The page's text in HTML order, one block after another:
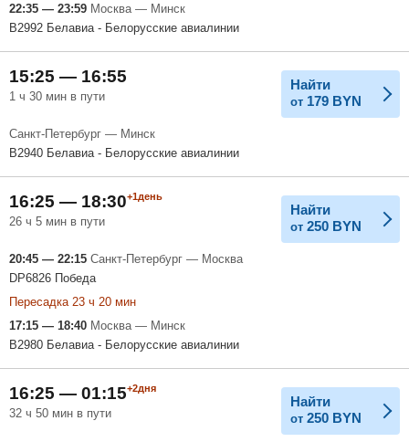
22:35 — 23:59 Москва — Минск
B2992 Белавиа - Белорусские авиалинии
15:25 — 16:55
1 ч 30 мин в пути
Найти
от 179 BYN
Санкт-Петербург — Минск
B2940 Белавиа - Белорусские авиалинии
16:25 — 18:30+1день
26 ч 5 мин в пути
Найти
от 250 BYN
20:45 — 22:15 Санкт-Петербург — Москва
DP6826 Победа
Пересадка 23 ч 20 мин
17:15 — 18:40 Москва — Минск
B2980 Белавиа - Белорусские авиалинии
16:25 — 01:15+2дня
32 ч 50 мин в пути
Найти
от 250 BYN